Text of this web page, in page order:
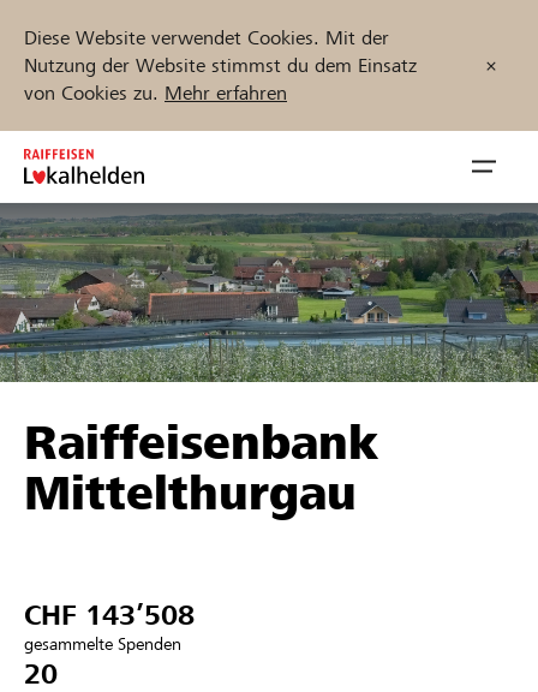
Diese Website verwendet Cookies. Mit der
Nutzung der Website stimmst du dem Einsatz
von Cookies zu. Mehr erfahren
Zum
Inhalt
springen
öffnen
Unterstützen
Hilfe & Support
Projekte und Organisationen finden
Jetzt starten
Raiffeisenbank
Mittelthurgau
CHF 143’508
gesammelte Spenden
20